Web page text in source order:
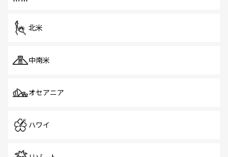
北米
中南米
オセアニア
ハワイ